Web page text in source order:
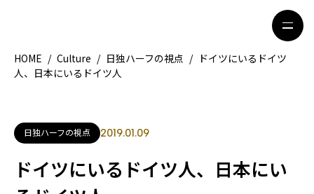
地域別ガイド
観光ガイド
留学＆キャリア
ライフスタイル
HOME / Culture / 日独ハーフの視点 / ドイツにいるドイツ
人、日本にいるドイツ人
日独ハーフの視点 2019.01.09
ドイツにいるドイツ人、日本にい